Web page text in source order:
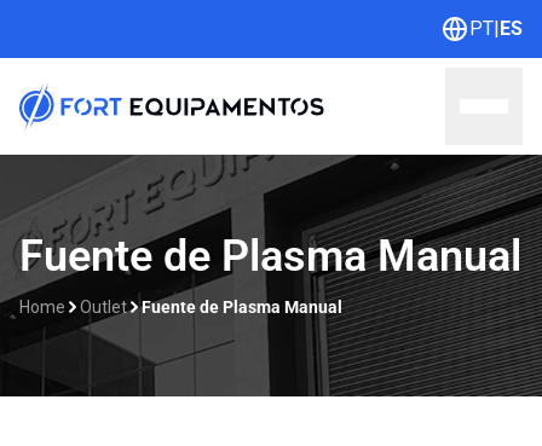
PT|ES
Home
Sobre nosotros
Fuente de Plasma Manual
Home Outlet Fuente de Plasma Manual